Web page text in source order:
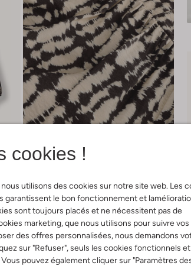
cookies !
utilisons des cookies sur notre site web. Les
garantissent le bon fonctionnement et
sont toujours placés et ne nécessitent pas de
marketing, que nous utilisons pour suivre vos
des offres personnalisées, nous demandons
sur "Refuser", seuls les cookies fonctionnels et
pouvez également cliquer sur "Paramètres
& retours